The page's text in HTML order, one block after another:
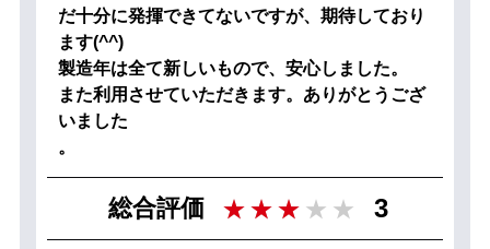
だ十分に発揮できてないですが、期待しており
ます(^^)
製造年は全て新しいもので、安心しました。
また利用させていただきます。ありがとうござ
いました
。
総合評価 3